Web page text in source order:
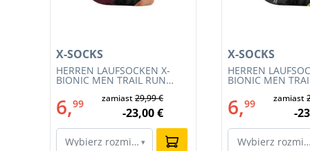
HERREN LAUFSOCKEN X-
BIONIC MEN TRAIL RUN
R019)
X-SOCKS
6,99 zamiast29,99 €
-23,00 €
Wybierz rozmiar…
▾
HERREN
BIONIC MEN
011)
X-SOCKS
6,99 zamiast
-
Wybierz